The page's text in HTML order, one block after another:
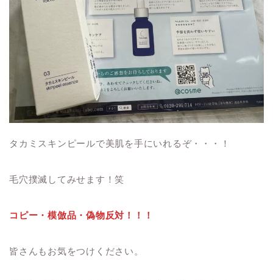
タカミスキンピールで美肌を手にいれるぞ・・・！
毛穴撲滅してみせます！笑
コピー・模倣品・偽物反対！！！
皆さんもお気をつけください。